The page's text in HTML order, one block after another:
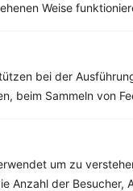
Weise
bei der
beim Sammeln von
um zu
Anzahl der Besucher,